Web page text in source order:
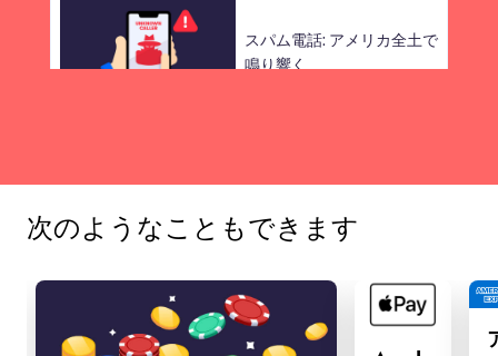
スパム電話: アメリカ全土で
鳴り響く
家族をソーシャルメディア
すか?
ストリーミングと大ヒット作: 通常、ストリーミング
のほうがお得ですか?
次のようなこともできます